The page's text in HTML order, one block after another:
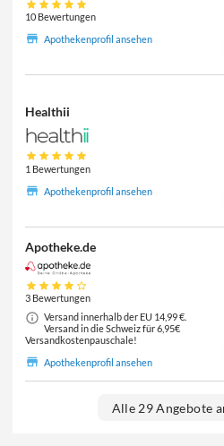
10 Bewertungen
Apothekenprofil ansehen
Healthii
1 Bewertungen
Apothekenprofil ansehen
Apotheke.de
3 Bewertungen
Versand innerhalb der EU 14,99 €.
Versand in die Schweiz für 6,95€
Versandkostenpauschale!
Apothekenprofil ansehen
Alle 29 Angebote